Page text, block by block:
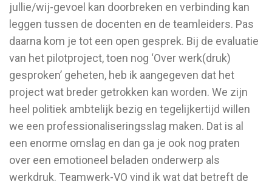
jullie/wij-gevoel kan doorbreken en verbinding kan
leggen tussen de docenten en de teamleiders. Pas
daarna kom je tot een open gesprek. Bij de evaluatie
van het pilotproject, toen nog ‘Over werk(druk)
gesproken’ geheten, heb ik aangegeven dat het
project wat breder getrokken kan worden. We zijn
heel politiek ambtelijk bezig en tegelijkertijd willen
we een professionaliseringsslag maken. Dat is al
een enorme omslag en dan ga je ook nog praten
over een emotioneel beladen onderwerp als
werkdruk. Teamwerk-VO vind ik wat dat betreft de